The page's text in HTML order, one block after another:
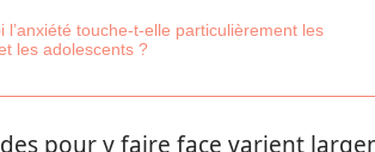
l’anxiété touche-t-elle particulièrement les
les adolescents ?
pour y faire face varient